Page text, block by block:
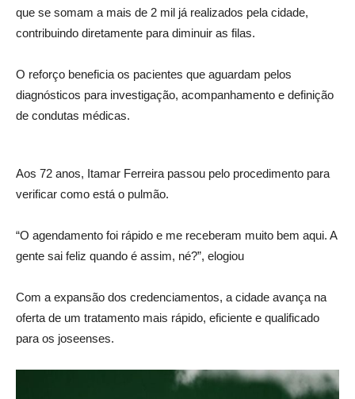
que se somam a mais de 2 mil já realizados pela cidade,
contribuindo diretamente para diminuir as filas.
O reforço beneficia os pacientes que aguardam pelos
diagnósticos para investigação, acompanhamento e definição
de condutas médicas.
Aos 72 anos, Itamar Ferreira passou pelo procedimento para
verificar como está o pulmão.
“O agendamento foi rápido e me receberam muito bem aqui. A
gente sai feliz quando é assim, né?”, elogiou
Com a expansão dos credenciamentos, a cidade avança na
oferta de um tratamento mais rápido, eficiente e qualificado
para os joseenses.